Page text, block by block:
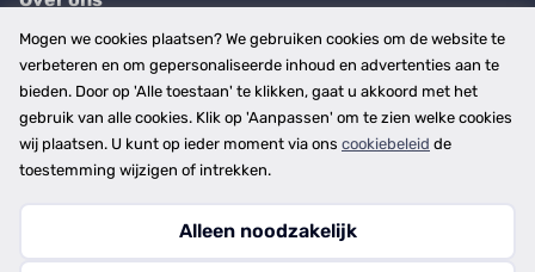
Bedrijfsgegevens
Werkwijze
Overzichten
Plaatsen
Provincies
Copyright © 2026
Mogen we cookies plaatsen? We gebruiken cookies om de website te
verbeteren en om gepersonaliseerde inhoud en advertenties aan te
bieden. Door op 'Alle toestaan' te klikken, gaat u akkoord met het
gebruik van alle cookies. Klik op 'Aanpassen' om te zien welke cookies
wij plaatsen. U kunt op ieder moment via ons cookiebeleid de
toestemming wijzigen of intrekken.
Alleen noodzakelijk